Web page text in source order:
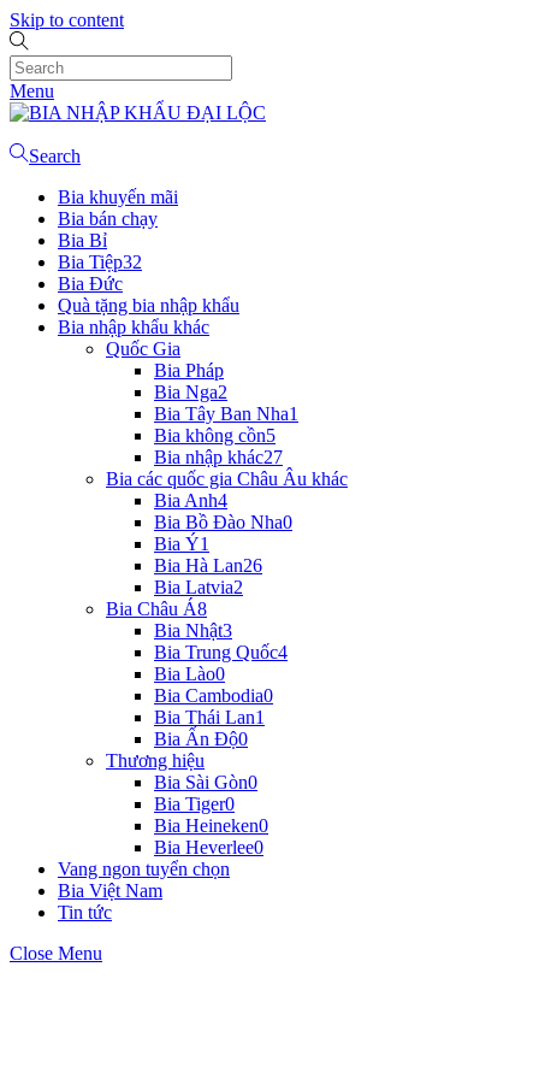
Skip to content
Menu
Search
Bia khuyến mãi
Bia bán chạy
Bia Bỉ
Bia Tiệp32
Bia Đức
Quà tặng bia nhập khẩu
Bia nhập khẩu khác
Quốc Gia
Bia Pháp
Bia Nga2
Bia Tây Ban Nha1
Bia không cồn5
Bia nhập khác27
Bia các quốc gia Châu Âu khác
Bia Anh4
Bia Bồ Đào Nha0
Bia Ý1
Bia Hà Lan26
Bia Latvia2
Bia Châu Á8
Bia Nhật3
Bia Trung Quốc4
Bia Lào0
Bia Cambodia0
Bia Thái Lan1
Bia Ấn Độ0
Thương hiệu
Bia Sài Gòn0
Bia Tiger0
Bia Heineken0
Bia Heverlee0
Vang ngon tuyển chọn
Bia Việt Nam
Tin tức
Close Menu